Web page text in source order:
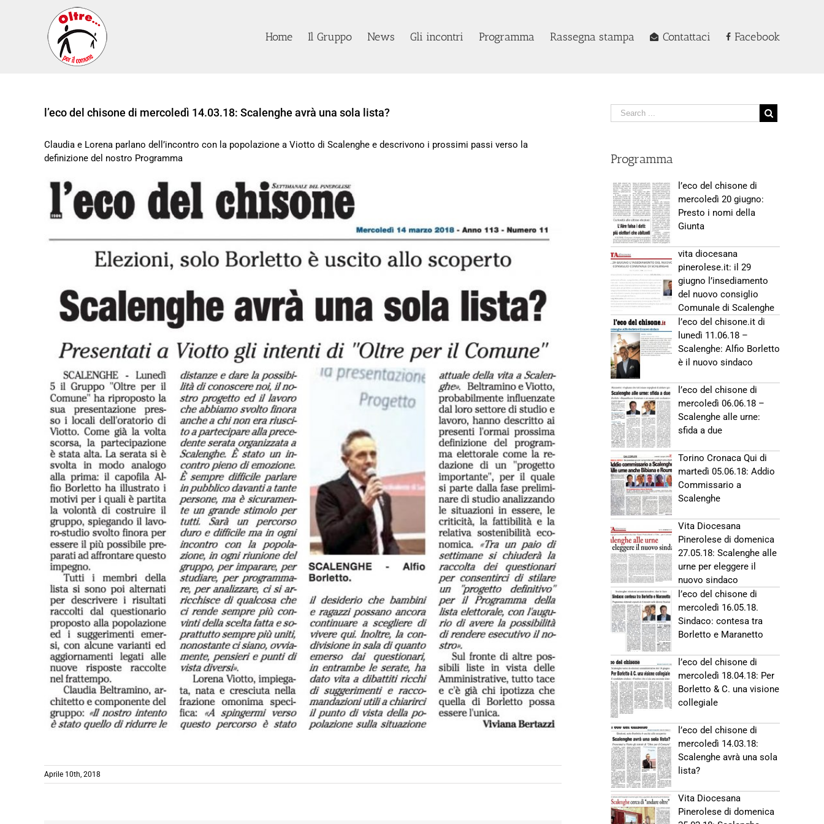
Home Il Gruppo News Gli incontri Programma Rassegna stampa Contattaci Facebook
l’eco del chisone di mercoledì 14.03.18: Scalenghe avrà una sola lista?
Claudia e Lorena parlano dell’incontro con la popolazione a Viotto di Scalenghe e descrivono i prossimi passi verso la
definizione del nostro Programma
Aprile 10th, 2018
Programma
l’eco del chisone di
mercoledì 20 giugno:
Presto i nomi della
Giunta
vita diocesana
pinerolese.it: il 29
giugno l’insediamento
del nuovo consiglio
Comunale di Scalenghe
l’eco del chisone.it di
lunedì 11.06.18 –
Scalenghe: Alfio Borletto
è il nuovo sindaco
l’eco del chisone di
mercoledì 06.06.18 –
Scalenghe alle urne:
sfida a due
Torino Cronaca Qui di
martedì 05.06.18: Addio
Commissario a
Scalenghe
Vita Diocesana
Pinerolese di domenica
27.05.18: Scalenghe alle
urne per eleggere il
nuovo sindaco
l’eco del chisone di
mercoledì 16.05.18.
Sindaco: contesa tra
Borletto e Maranetto
l’eco del chisone di
mercoledì 18.04.18: Per
Borletto & C. una visione
collegiale
l’eco del chisone di
mercoledì 14.03.18:
Scalenghe avrà una sola
lista?
Vita Diocesana
Pinerolese di domenica